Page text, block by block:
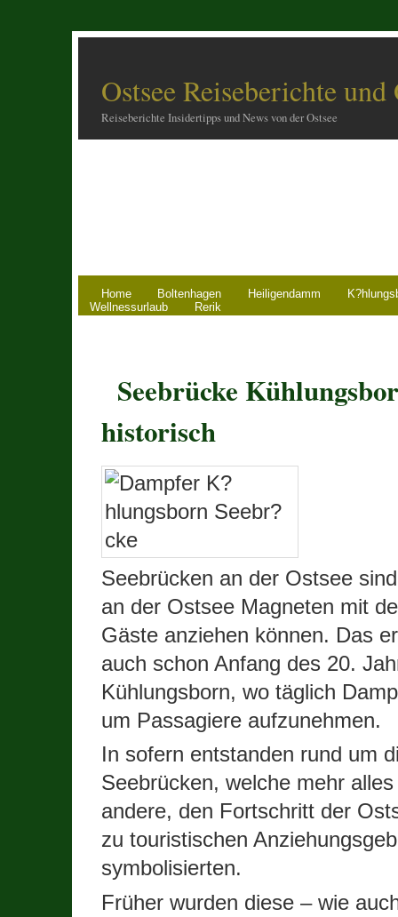
Ostsee Reiseberichte
Reiseberichte Insidertipps und News von der Ostsee
Home Boltenhagen Heiligendamm
Wellnessurlaub
Rerik
Seebrücke
historisch
Seebrücken an der Ostsee
an der Ostsee Magneten mit
Gäste anziehen können. Das
auch schon Anfang des 20.
Kühlungsborn, wo täglich
um Passagiere aufzunehmen.
In sofern entstanden rund um
Seebrücken, welche mehr
andere, den Fortschritt der
zu touristischen
symbolisierten.
Früher wurden diese – wie